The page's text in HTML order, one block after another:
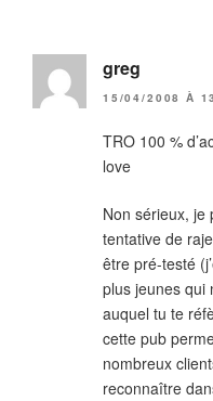
greg
15/04/2008 À
TRO 100 %
love
Non sérieux, je
tentative de
être pré-testé
plus jeunes qui
auquel tu te
cette pub
nombreux
reconnaître